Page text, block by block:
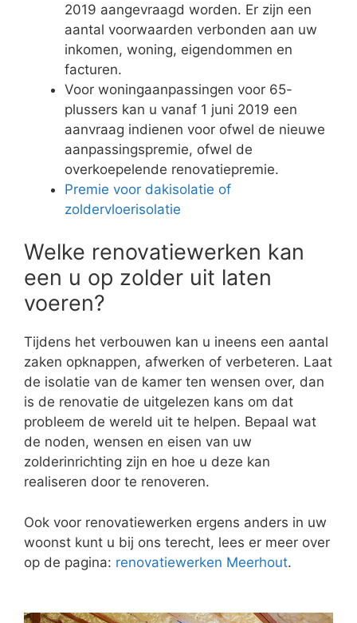
2019 aangevraagd worden. Er zijn een
aantal voorwaarden verbonden aan uw
inkomen, woning, eigendommen en
facturen.
Voor woningaanpassingen voor 65-
plussers kan u vanaf 1 juni 2019 een
aanvraag indienen voor ofwel de nieuwe
aanpassingspremie, ofwel de
overkoepelende renovatiepremie.
Premie voor dakisolatie of
zoldervloerisolatie
Welke renovatiewerken kan
een u op zolder uit laten
voeren?
Tijdens het verbouwen kan u ineens een aantal
zaken opknappen, afwerken of verbeteren. Laat
de isolatie van de kamer ten wensen over, dan
is de renovatie de uitgelezen kans om dat
probleem de wereld uit te helpen. Bepaal wat
de noden, wensen en eisen van uw
zolderinrichting zijn en hoe u deze kan
realiseren door te renoveren.
Ook voor renovatiewerken ergens anders in uw
woonst kunt u bij ons terecht, lees er meer over
op de pagina: renovatiewerken Meerhout.